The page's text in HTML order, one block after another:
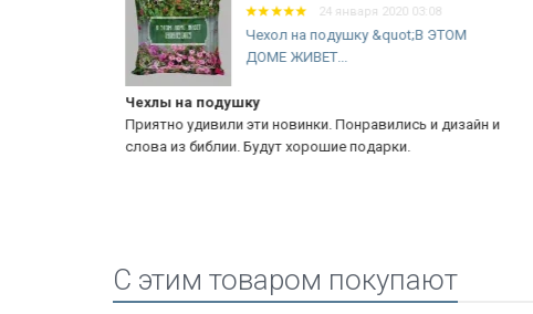
24 января 2020 03:08
Чехол на подушку &quot;В ЭТОМ
ДОМЕ ЖИВЕТ...
Чехлы на подушку
Приятно удивили эти новинки. Понравились и дизайн и
слова из библии. Будут хорошие подарки.
C этим товаром покупают